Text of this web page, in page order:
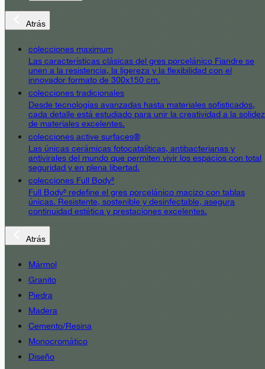
Atrás
colecciones maximum
Las características clásicas del gres porcelánico Fiandre se
unen a la resistencia, la ligereza y la flexibilidad con el
innovador formato de 300x150 cm.
colecciones tradicionales
Desde tecnologías avanzadas hasta materiales sofisticados,
cada detalle está estudiado para unir la creatividad a la solidez
de materiales excelentes.
colecciones active surfaces®
Las únicas cerámicas fotocatalíticas, antibacterianas y
antivirales del mundo que permiten vivir los espacios con total
seguridad y en plena libertad.
colecciones Full Body³
Full Body³ redefine el gres porcelánico macizo con tablas
únicas. Resistente, sostenible y desinfectable, asegura
continuidad estética y prestaciones excelentes.
Atrás
Mármol
Granito
Piedra
Madera
Cemento/Resina
Monocromático
Diseño